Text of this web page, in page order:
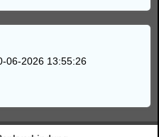
06-2026 13:55:26